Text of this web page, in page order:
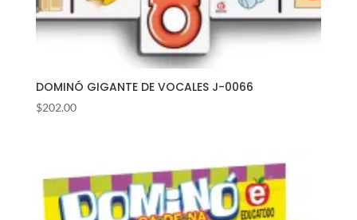
DOMINÓ GIGANTE DE VOCALES J-0066
$202.00